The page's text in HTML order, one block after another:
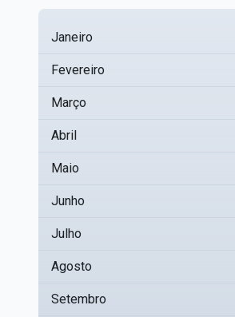
Janeiro
Fevereiro
Março
Abril
Maio
Junho
Julho
Agosto
Setembro